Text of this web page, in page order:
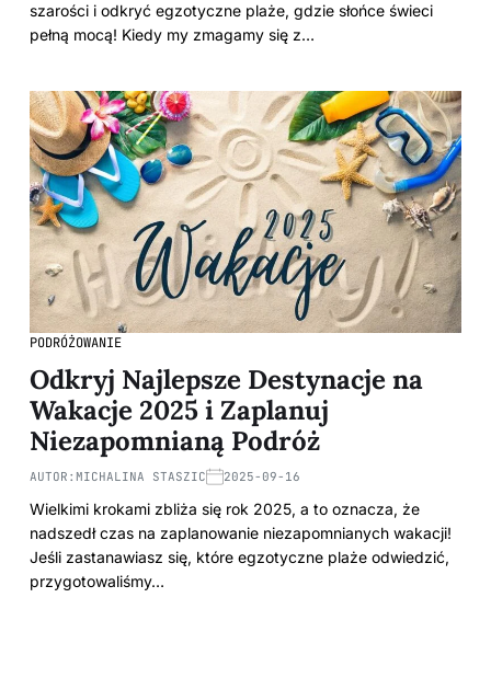
szarości i odkryć egzotyczne plaże, gdzie słońce świeci
pełną mocą! Kiedy my zmagamy się z…
PODRÓŻOWANIE
Odkryj Najlepsze Destynacje na
Wakacje 2025 i Zaplanuj
Niezapomnianą Podróż
AUTOR: MICHALINA STASZIC 2025-09-16
Wielkimi krokami zbliża się rok 2025, a to oznacza, że
nadszedł czas na zaplanowanie niezapomnianych wakacji!
Jeśli zastanawiasz się, które egzotyczne plaże odwiedzić,
przygotowaliśmy…